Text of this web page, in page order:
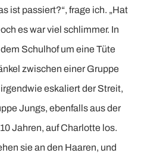
ist passiert?“, frage ich. „Hat
es war viel schlimmer. In
Schulhof um eine Tüte
zwischen einer Gruppe
eskaliert der Streit,
Jungs, ebenfalls aus der
Jahren, auf Charlotte los.
sie an den Haaren, und